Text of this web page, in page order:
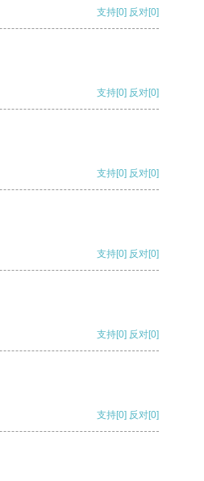
支持[0] 反对[0]
支持[0] 反对[0]
支持[0] 反对[0]
支持[0] 反对[0]
支持[0] 反对[0]
支持[0] 反对[0]